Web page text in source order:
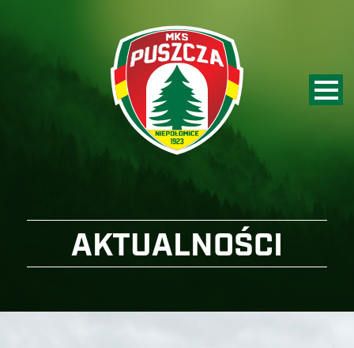
AKTUALNOŚCI